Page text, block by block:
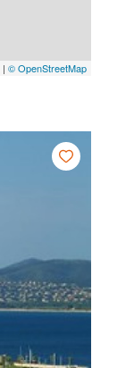
| © OpenStreetMap